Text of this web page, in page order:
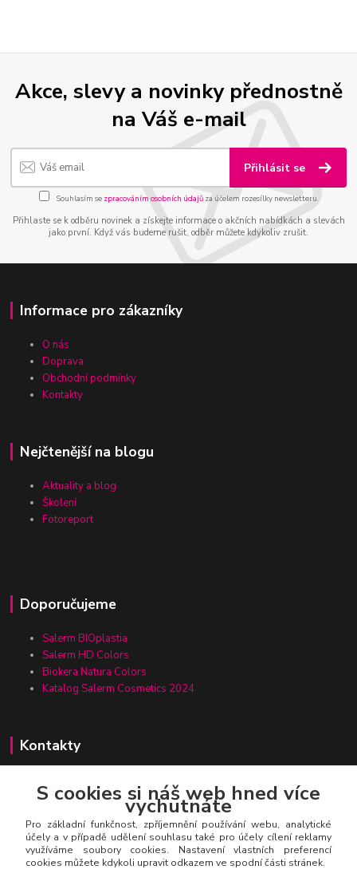
Akce, slevy a novinky přednostně
na Váš e-mail
Přihlásit se
Souhlasím se zpracováním osobních údajůza účelem rozesílky newsletteru.
Přihlaste se k odběru novinek a získejte informace o akčních nabídkách a slevách
jako první. Když vás budeme rušit, odběr můžete kdykoliv zrušit.
Informace pro zákazníky
O nás
Doprava
Obchodní podmínky
Kontakty
Nejčtenější na blogu
Aktuality a blog
Školení
Fotoreport
Doporučujeme
Salerm BIOplastia
Salerm HD Colors
Biokera Natura Colors
Katalog Salerm Cosmetics 2024
Kontakty
Zákaznická linka Salerm.cz
+420 777 271 199
salerm@salerm.cz
S cookies si náš web hned více
vychutnáte
Pro základní funkčnost, zpříjemnění používání webu, analytické
účely a v případě udělení souhlasu také pro účely cílení reklamy
využíváme soubory cookies. Nastavení vlastních preferencí
cookies můžete kdykoli upravit odkazem ve spodní části stránek.